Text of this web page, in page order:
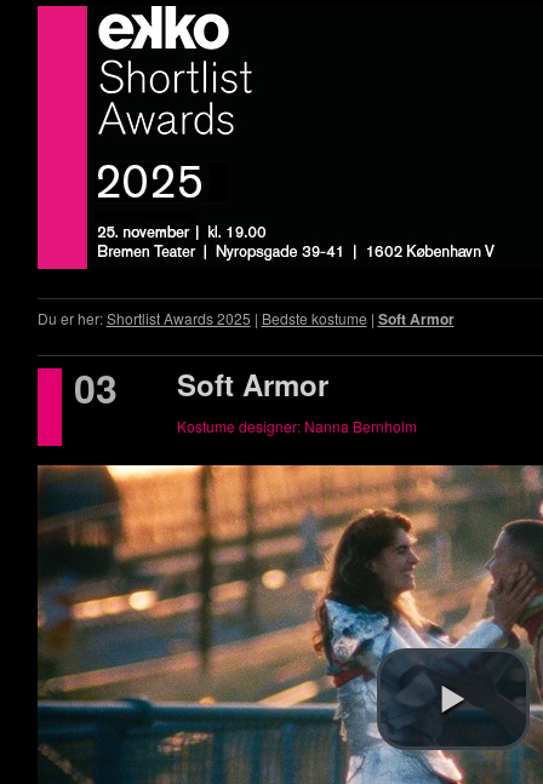
Du er her:Shortlist Awards 2025 | Bedste kostume | Soft Armor
03 Soft Armor
Kostume designer: Nanna Bernholm